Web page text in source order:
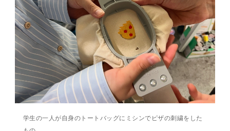
学生の一人が自身のトートバッグにミシンでピザの刺繍をした